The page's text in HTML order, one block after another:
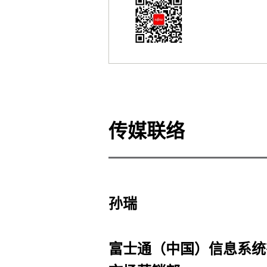
传媒联络
孙瑞
富士通（中国）信息系